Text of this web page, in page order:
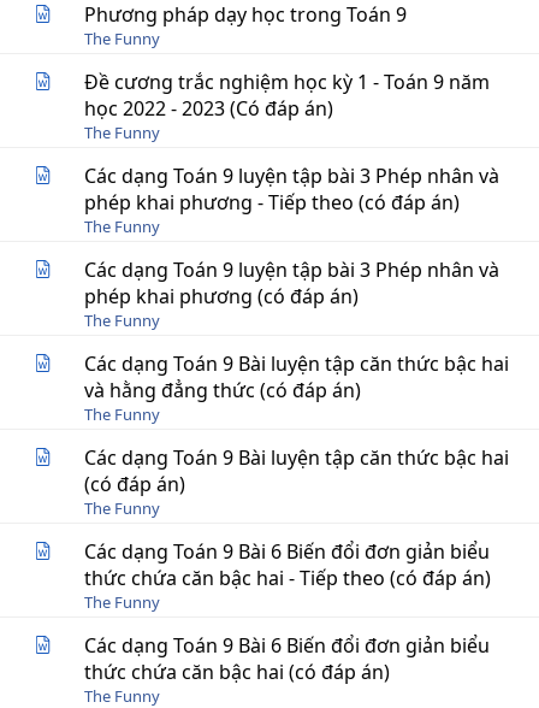
Phương pháp dạy học trong Toán 9
The Funny
Đề cương trắc nghiệm học kỳ 1 - Toán 9 năm
học 2022 - 2023 (Có đáp án)
The Funny
Các dạng Toán 9 luyện tập bài 3 Phép nhân và
phép khai phương - Tiếp theo (có đáp án)
The Funny
Các dạng Toán 9 luyện tập bài 3 Phép nhân và
phép khai phương (có đáp án)
The Funny
Các dạng Toán 9 Bài luyện tập căn thức bậc hai
và hằng đẳng thức (có đáp án)
The Funny
Các dạng Toán 9 Bài luyện tập căn thức bậc hai
(có đáp án)
The Funny
Các dạng Toán 9 Bài 6 Biến đổi đơn giản biểu
thức chứa căn bậc hai - Tiếp theo (có đáp án)
The Funny
Các dạng Toán 9 Bài 6 Biến đổi đơn giản biểu
thức chứa căn bậc hai (có đáp án)
The Funny